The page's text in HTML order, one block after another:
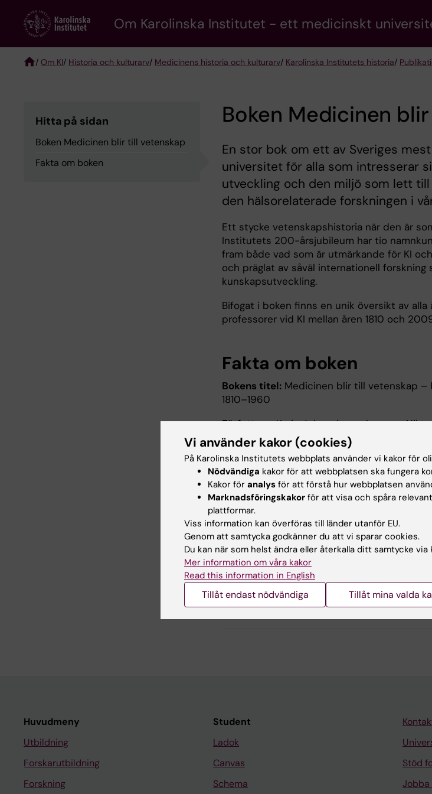
content
Om Karolinska Institutet - ett medicinskt
/ Om KI/ Historia och kulturarv/ Medicinens historia och kulturarv/ Karolinska Institutets historia/
Hitta på sidan
Boken Medicinen blir till vetenskap
Fakta om boken
Boken Medicinen
​​​​​​​En stor bok om ett av Sveriges
universitet för alla som intresserar
utveckling och den miljö som lett
den hälsorelaterade forskningen i
Ett stycke vetenskapshistoria när den är
Institutets 200-årsjubileum har tio
fram både vad som är utmärkande för KI
och präglat av såväl internationell forskning
kunskapsutveckling.
Bifogat i boken finns en unik översikt av alla
professorer vid KI mellan åren 1810 och
Fakta om boken
Bokens titel: Medicinen blir till vetenskap –
1810–1960
Författare:Karin Johannisson, Ingemar
ISBN: 9789185565306
Utgivningsdatum: maj 2010
Hade du nytta av informationen på denna
Redaktör:Maria Josephson
Sidan uppdaterad:2026-05-19
Dela
Huvudmeny
Utbildning
Forskarutbildning
Forskning
Student
Ladok
Canvas
Schema
Stöd
Jobba
Vi använder kakor (cookies)
På Karolinska Institutets webbplats använder vi kakor för
Nödvändiga kakor för att webbplatsen ska fungera
Kakor för analys för att förstå hur webbplatsen
Marknadsföringskakor för att visa och spåra
plattformar.
Viss information kan överföras till länder utanför EU.
Genom att samtycka godkänner du att vi sparar cookies.
Du kan när som helst ändra eller återkalla ditt samtycke
Mer information om våra kakor
Read this information in English
Tillåt endast nödvändiga Tillåt mina valda